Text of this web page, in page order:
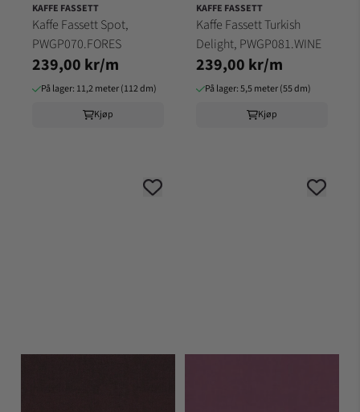
KAFFE FASSETT
Kaffe Fassett Spot,
PWGP070.FORES
239,00 kr/m
På lager: 11,2 meter (112 dm)
Kjøp
KAFFE FASSETT
Kaffe Fassett Turkish
Delight, PWGP081.WINE
239,00 kr/m
På lager: 5,5 meter (55 dm)
Kjøp